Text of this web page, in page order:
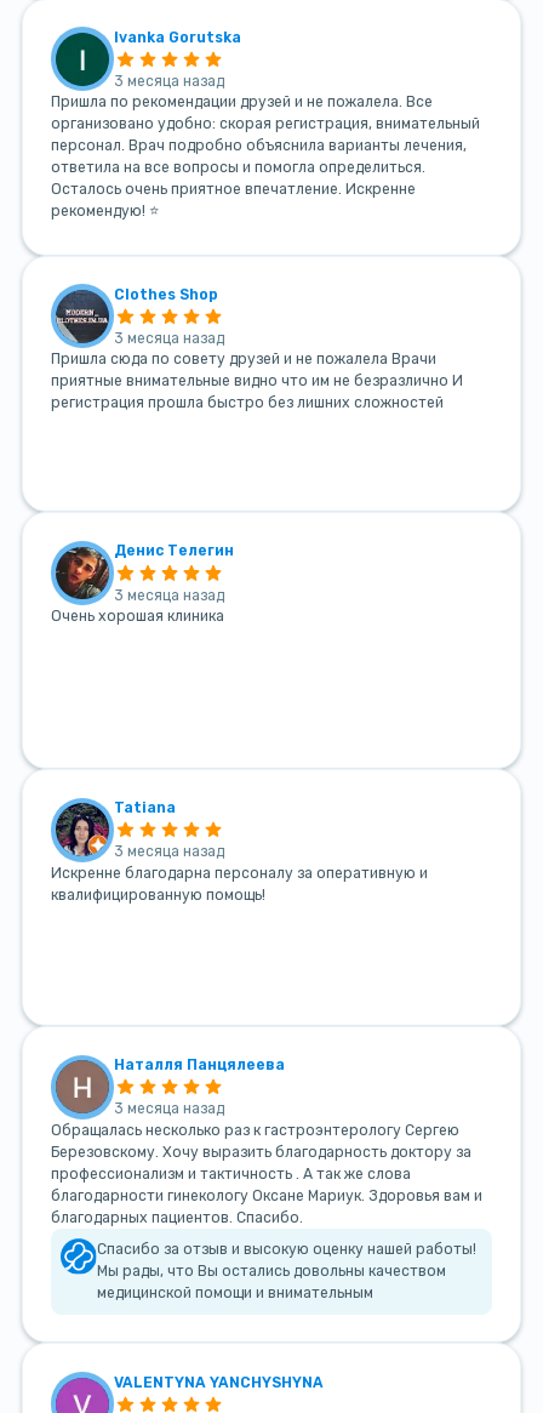
Ivanka Gorutska
3 месяца назад
Пришла по рекомендации друзей и не пожалела. Все
организовано удобно: скорая регистрация, внимательный
персонал. Врач подробно объяснила варианты лечения,
ответила на все вопросы и помогла определиться.
Осталось очень приятное впечатление. Искренне
рекомендую! ⭐
Clothes Shop
3 месяца назад
Пришла сюда по совету друзей и не пожалела Врачи
приятные внимательные видно что им не безразлично И
регистрация прошла быстро без лишних сложностей
Денис Телегин
3 месяца назад
Очень хорошая клиника
Tatiana
3 месяца назад
Искренне благодарна персоналу за оперативную и
квалифицированную помощь!
Наталля Панцялеева
3 месяца назад
Обращалась несколько раз к гастроэнтерологу Сергею
Березовскому. Хочу выразить благодарность доктору за
профессионализм и тактичность . А так же слова
благодарности гинекологу Оксане Мариук. Здоровья вам и
благодарных пациентов. Спасибо.
Спасибо за отзыв и высокую оценку нашей работы!
Мы рады, что Вы остались довольны качеством
медицинской помощи и внимательным
VALENTYNA YANCHYSHYNA